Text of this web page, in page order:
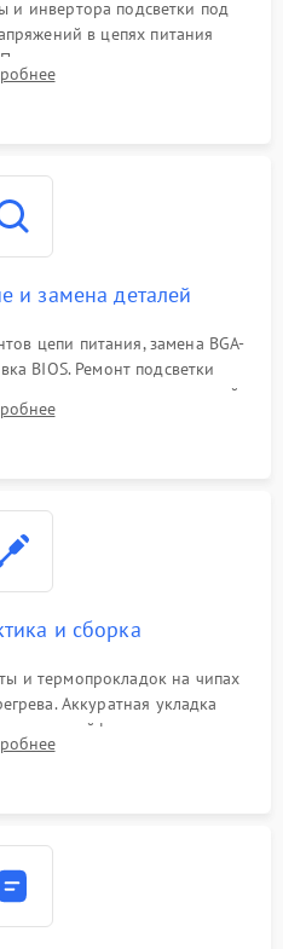
и инвертора подсветки под
в цепях питания
состояния жесткого
с помощью POST-карт и
и замена деталей
цепи питания, замена BGA-
BIOS. Ремонт подсветки
накопителя на скоростной
модулей памяти.
и сборка
и термопрокладок на чипах
Аккуратная укладка
шлейфов матрицы и
внутри корпуса